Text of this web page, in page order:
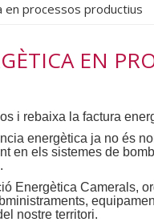
en processos productius
EN
i rebaixa la factura
energètica ja no és
en els sistemes de
Energètica Camerals,
nostre territori.